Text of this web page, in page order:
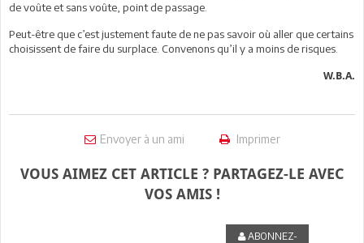
de voûte et sans voûte, point de passage.
Peut-être que c’est justement faute de ne pas savoir où aller que certains
choisissent de faire du surplace. Convenons qu’il y a moins de risques.
W.B.A.
Envoyer à un ami Imprimer
VOUS AIMEZ CET ARTICLE ? PARTAGEZ-LE AVEC
VOS AMIS !
ABONNEZ-